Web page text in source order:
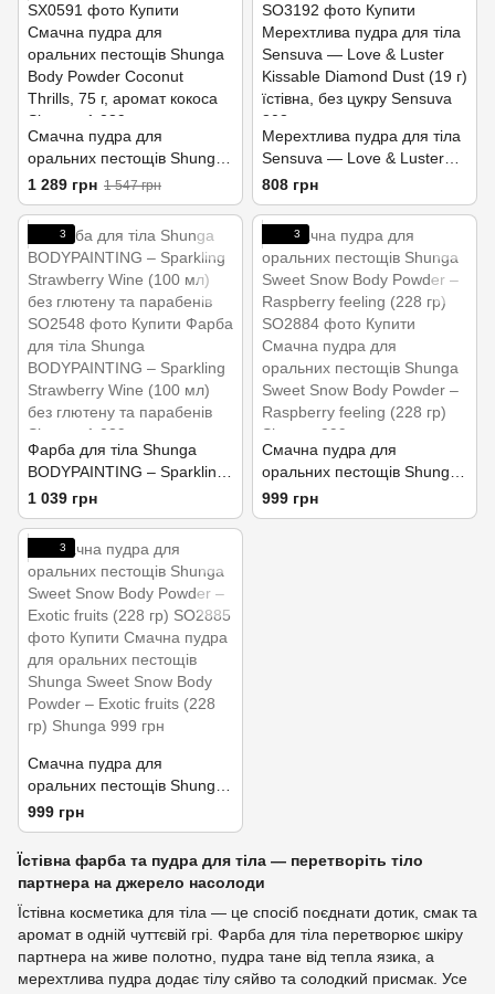
Смачна пудра для
оральних пестощів Shunga
Body Powder Coconut
Thrills, 75 г, аромат кокоса
1 289 грн 1 547 грн
Мерехтлива пудра для тіла
Sensuva — Love & Luster
Kissable Diamond Dust (19 г)
їстівна, без цукру
808 грн
3
Фарба для тіла Shunga
BODYPAINTING – Sparkling
Strawberry Wine (100 мл)
без глютену та парабенів
1 039 грн
3
Смачна пудра для
оральних пестощів Shunga
Sweet Snow Body Powder –
Raspberry feeling (228 гр)
999 грн
3
Смачна пудра для
оральних пестощів Shunga
Sweet Snow Body Powder –
Exotic fruits (228 гр)
999 грн
Їстівна фарба та пудра для тіла — перетворіть тіло
партнера на джерело насолоди
Їстівна косметика для тіла — це спосіб поєднати дотик, смак та
аромат в одній чуттєвій грі. Фарба для тіла перетворює шкіру
партнера на живе полотно, пудра тане від тепла язика, а
мерехтлива пудра додає тілу сяйво та солодкий присмак. Усе